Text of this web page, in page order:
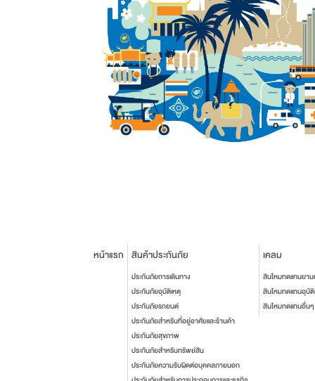
หน้าแรก สินค้าประกันภัย
ประกันภัยการเดินทาง
ประกันภัยอุบัติเหตุ
ประกันภัยรถยนต์
ประกันภัยสำหรับที่อยู่อาศัยและร้านค้า
ประกันภัยสุขภาพ
ประกันภัยสำหรับทรัพย์สิน
ประกันภัยความรับผิดต่อบุคคลภายนอก
เคลม
สินไหมทดแทนยา
สินไหมทดแทนอุบั
สินไหมทดแทนอื่นๆ